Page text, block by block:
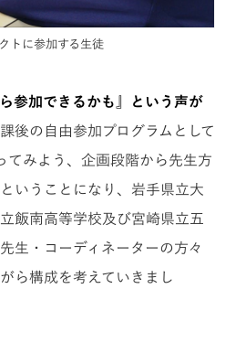
トに参加する生徒
参加できるかも』という声が
後の自由参加プログラムとして
てみよう、企画段階から先生方
いうことになり、岩手県立大
飯南高等学校及び宮崎県立五
生・コーディネーターの方々
ら構成を考えていきまし